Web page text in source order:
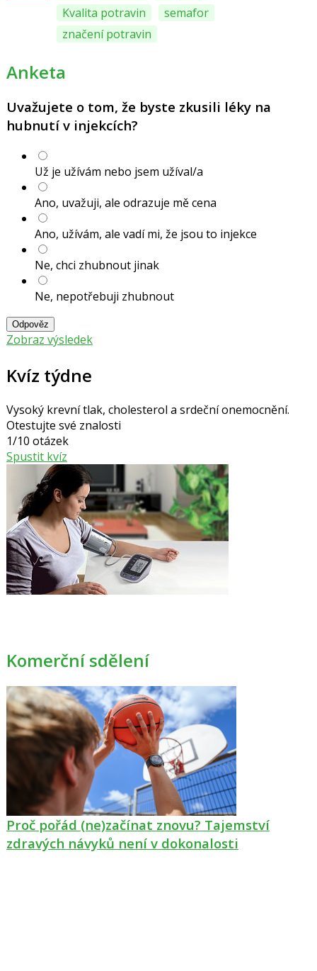
Kvalita potravin
semafor
značení potravin
Anketa
Uvažujete o tom, že byste zkusili léky na
hubnutí v injekcích?
Už je užívám nebo jsem užíval/a
Ano, uvažuji, ale odrazuje mě cena
Ano, užívám, ale vadí mi, že jsou to injekce
Ne, chci zhubnout jinak
Ne, nepotřebuji zhubnout
Odpověz
Zobraz výsledek
Kvíz týdne
Vysoký krevní tlak, cholesterol a srdeční onemocnění.
Otestujte své znalosti
1/10 otázek
Spustit kvíz
Komerční sdělení
Proč pořád (ne)začínat znovu? Tajemství
zdravých návyků není v dokonalosti